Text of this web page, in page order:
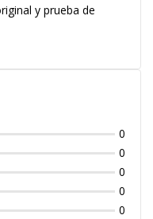
y prueba de
0
0
0
0
0